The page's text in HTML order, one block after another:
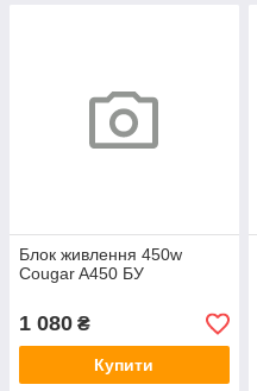
Блок живлення 450w
Cougar A450 БУ
1 080 ₴
Купити